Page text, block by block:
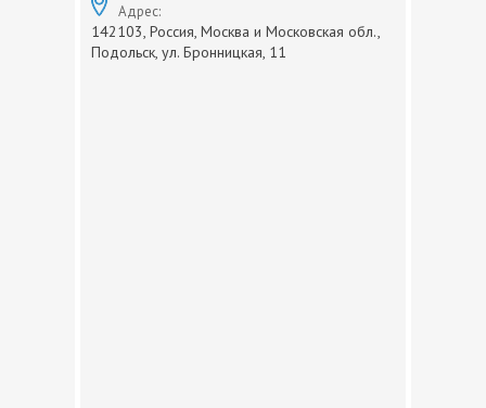
Адрес:
142103, Россия, Москва и Московская обл.,
Подольск, ул. Бронницкая, 11